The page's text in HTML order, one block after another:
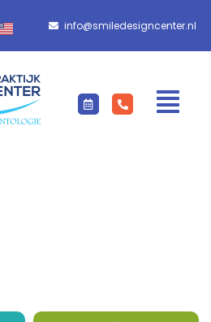
info@smiledesigncenter.nl